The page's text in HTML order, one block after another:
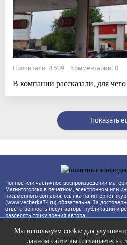
Прочитали: 4 509 Комментарии: 0
В компании рассказали, для чего
Показать
Полное или частичное воспроизведении
Магнитогорск» в печатном, электронном или
письменного согласия, ссылка на интернет-
(www.vecherka74.ru) обязательна. За
ответственность несут авторы публикаций и
разделять точку зрения автора.
Мы используем cookie для
данном сайте вы соглашаетесь
Этот танец